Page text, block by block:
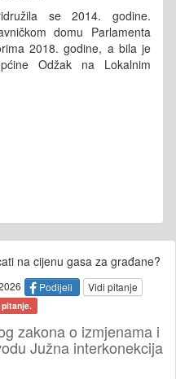
se 2014. godine.
domu Parlamenta
2018. godine, a bila je
Odžak na Lokalnim
na cijenu gasa za građane?
Podijeli Vidi pitanje
zakona o izmjenama i
Južna interkonekcija